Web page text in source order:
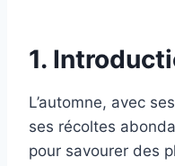
1.
L’automne, avec
ses récoltes
pour savourer des